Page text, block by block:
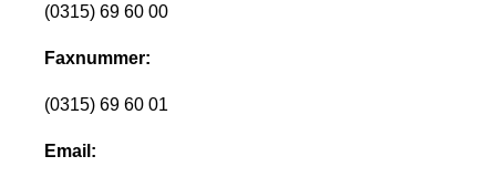
(0315) 69 60 00
Faxnummer:
(0315) 69 60 01
Email: